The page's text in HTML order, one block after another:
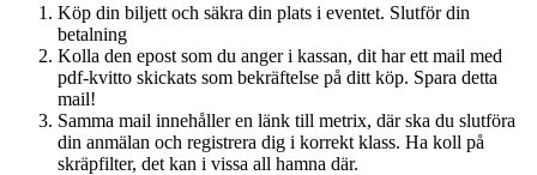
Köp din biljett och säkra din plats i eventet. Slutför din
betalning
Kolla den epost som du anger i kassan, dit har ett mail med
pdf-kvitto skickats som bekräftelse på ditt köp. Spara detta
mail!
Samma mail innehåller en länk till metrix, där ska du slutföra
din anmälan och registrera dig i korrekt klass. Ha koll på
skräpfilter, det kan i vissa all hamna där.